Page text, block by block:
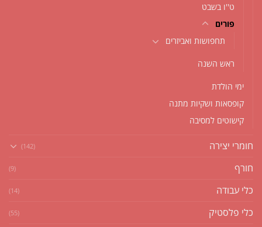
ט''ו בשבט
פורים
תחפושות ואביזרים
ראש השנה
ימי הולדת
קופסאות ושקיות מתנה
קישוטים למסיבה
חומרי יצירה (142)
חורף (9)
כלי עבודה (14)
כלי פלסטיק (55)